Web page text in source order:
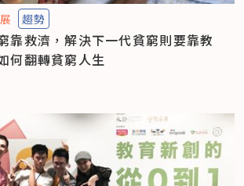
趨勢
靠救濟，解決下一代貧窮則要靠教
何翻轉貧窮人生